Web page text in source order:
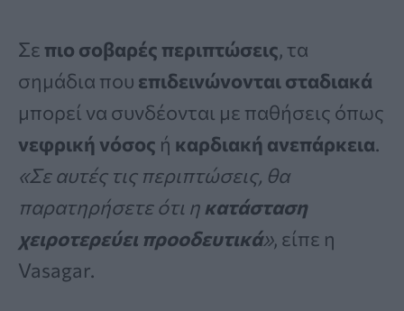
Σε πιο σοβαρές περιπτώσεις, τα
σημάδια που επιδεινώνονται σταδιακά
μπορεί να συνδέονται με παθήσεις όπως
νεφρική νόσος ή καρδιακή ανεπάρκεια.
«Σε αυτές τις περιπτώσεις, θα
παρατηρήσετε ότι η κατάσταση
χειροτερεύει προοδευτικά», είπε η
Vasagar.